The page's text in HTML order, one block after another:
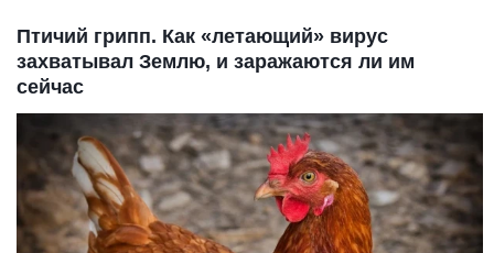
Птичий грипп. Как «летающий» вирус
захватывал Землю, и заражаются ли им
сейчас